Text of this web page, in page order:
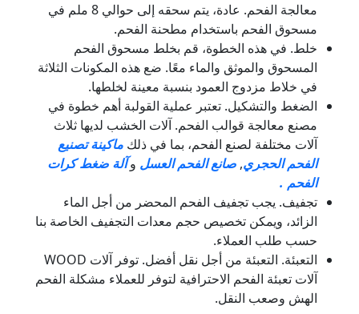
معالجة الفحم. عادة، يتم سحقه إلى حوالي 8 ملم في
مسحوق الفحم باستخدام مطحنة الفحم.
خلط. في هذه الخطوة، قم بخلط مسحوق الفحم
المسحوق والموثق والماء معًا. ضع هذه المكونات الثلاثة
في خلاط مزدوج العمود بنسبة معينة لخلطها.
الضغط والتشكيل. تعتبر عملية القولبة أهم خطوة في
مصنع معالجة قوالب الفحم. آلات الخشب لديها ثلاث
آلات مختلفة لصنع الفحم، بما في ذلك ماكينة تصنيع
الفحم الحجري, صانع الفحم العسل وآلة ضغط كرات
الفحم .
تجفيف. يجب تجفيف الفحم المحضر من أجل الماء
الزائد، ويمكن تخصيص حجم معدات التجفيف الخاصة بنا
حسب طلب العملاء.
التعبئة. التعبئة من أجل نقل أفضل. توفر آلات WOOD
آلات تعبئة الفحم الاحترافية لتوفر للعملاء مشكلة الفحم
الهش وصعب النقل.